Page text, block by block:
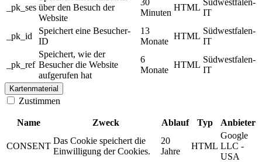
_pk_ses über den Besuch der
Website
30
Minuten
HTML
Südwestfalen-
IT
_pk_id
Speichert eine Besucher-
ID
13
Monate
HTML
Südwestfalen-
IT
_pk_ref
Speichert, wie der
Besucher die Website
aufgerufen hat
6
Monate
HTML
Südwestfalen-
IT
Kartenmaterial
Zustimmen
Name Zweck Ablauf Typ Anbieter
CONSENT
Das Cookie speichert die
Einwilligung der Cookies.
20
Jahre
HTML
Google
LLC -
USA